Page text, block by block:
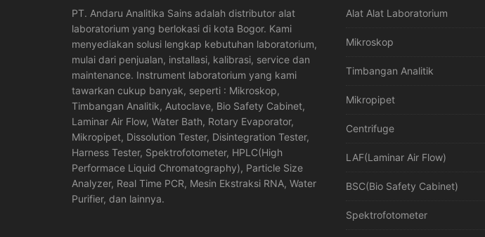
PT. Andaru Analitika Sains adalah distributor alat
laboratorium yang berlokasi di kota Bogor. Kami
menyediakan solusi lengkap kebutuhan laboratorium,
mulai dari penjualan, installasi, kalibrasi, service dan
maintenance. Instrument laboratorium yang kami
tawarkan cukup banyak, seperti : Mikroskop,
Timbangan Analitik, Autoclave, Bio Safety Cabinet,
Laminar Air Flow, Water Bath, Rotary Evaporator,
Mikropipet, Dissolution Tester, Disintegration Tester,
Harness Tester, Spektrofotometer, HPLC(High
Performace Liquid Chromatography), Particle Size
Analyzer, Real Time PCR, Mesin Ekstraksi RNA, Water
Purifier, dan lainnya.
Alat Alat Laboratorium
Mikroskop
Timbangan Analitik
Mikropipet
Centrifuge
LAF(Laminar Air Flow)
BSC(Bio Safety Cabinet)
Spektrofotometer